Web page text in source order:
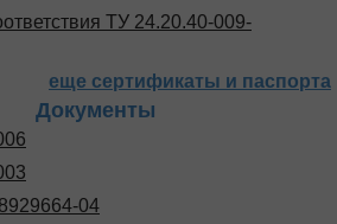
ТУ 24.20.40-009-
еще сертификаты и паспорта
Документы
04